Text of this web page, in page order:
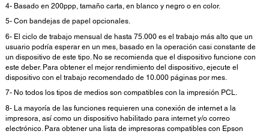
4- Basado en 200ppp, tamaño carta, en blanco y negro o en color.
5- Con bandejas de papel opcionales.
6- El ciclo de trabajo mensual de hasta 75.000 es el trabajo más alto que un
usuario podría esperar en un mes, basado en la operación casi constante de
un dispositivo de este tipo. No se recomienda que el dispositivo funcione con
este deber. Para obtener el mejor rendimiento del dispositivo, ejecute el
dispositivo con el trabajo recomendado de 10.000 páginas por mes.
7- No todos los tipos de medios son compatibles con la impresión PCL.
8- La mayoría de las funciones requieren una conexión de internet a la
impresora, así como un dispositivo habilitado para internet y/o correo
electrónico. Para obtener una lista de impresoras compatibles con Epson